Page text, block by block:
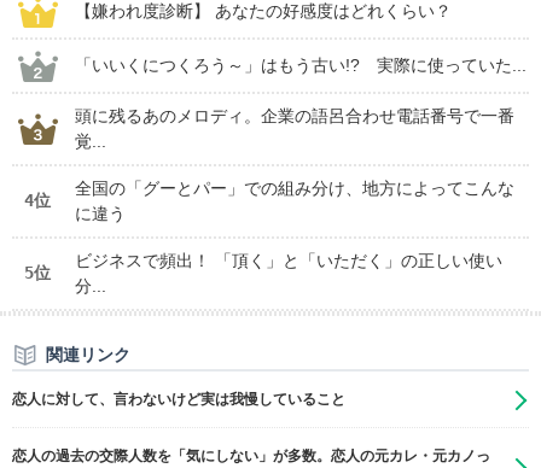
【嫌われ度診断】 あなたの好感度はどれくらい？
「いいくにつくろう～」はもう古い!? 実際に使っていた...
頭に残るあのメロディ。企業の語呂合わせ電話番号で一番
覚...
4位
全国の「グーとパー」での組み分け、地方によってこんな
に違う
5位
ビジネスで頻出！ 「頂く」と「いただく」の正しい使い
分...
関連リンク
恋人に対して、言わないけど実は我慢していること
恋人の過去の交際人数を「気にしない」が多数。恋人の元カレ・元カノっ